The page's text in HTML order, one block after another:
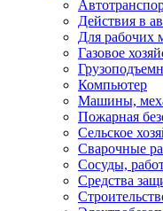
Действия в
Для рабочих
Газовое
Компьютер
Машины,
Пожарная
Сельское
Сварочные
Сосуды,
Средства